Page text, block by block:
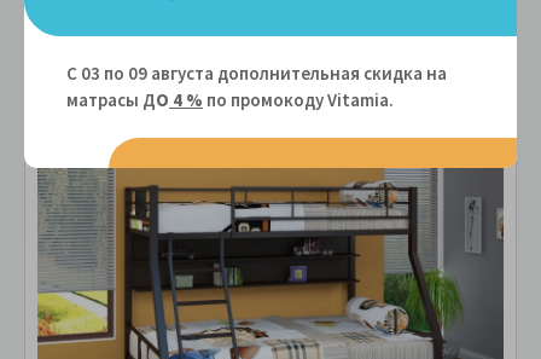
С 03 по 09 августа дополнительная скидка на
матрасы ДО 4 % по промокоду Vitamiа.